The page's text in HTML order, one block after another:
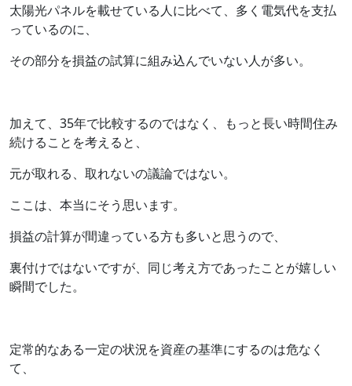
太陽光パネルを載せている人に比べて、多く電気代を支払
っているのに、
その部分を損益の試算に組み込んでいない人が多い。
加えて、35年で比較するのではなく、もっと長い時間住み
続けることを考えると、
元が取れる、取れないの議論ではない。
ここは、本当にそう思います。
損益の計算が間違っている方も多いと思うので、
裏付けではないですが、同じ考え方であったことが嬉しい
瞬間でした。
定常的なある一定の状況を資産の基準にするのは危なく
て、